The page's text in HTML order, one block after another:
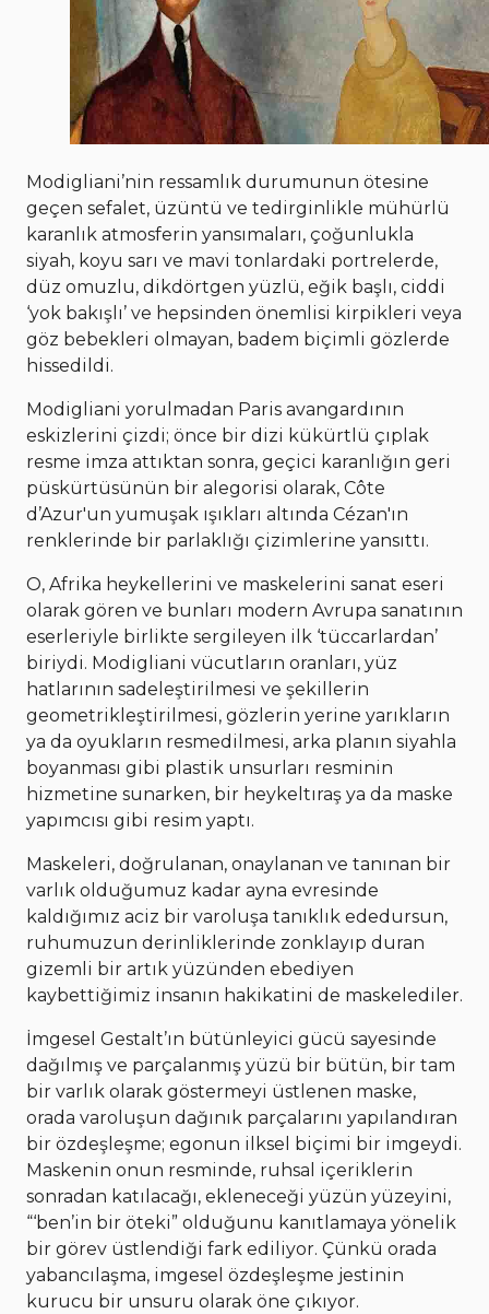
Modigliani’nin ressamlık durumunun ötesine
geçen sefalet, üzüntü ve tedirginlikle mühürlü
karanlık atmosferin yansımaları, çoğunlukla
siyah, koyu sarı ve mavi tonlardaki portrelerde,
düz omuzlu, dikdörtgen yüzlü, eğik başlı, ciddi
‘yok bakışlı’ ve hepsinden önemlisi kirpikleri veya
göz bebekleri olmayan, badem biçimli gözlerde
hissedildi.
Modigliani yorulmadan Paris avangardının
eskizlerini çizdi; önce bir dizi kükürtlü çıplak
resme imza attıktan sonra, geçici karanlığın geri
püskürtüsünün bir alegorisi olarak, Côte
d’Azur'un yumuşak ışıkları altında Cézan'ın
renklerinde bir parlaklığı çizimlerine yansıttı.
O, Afrika heykellerini ve maskelerini sanat eseri
olarak gören ve bunları modern Avrupa sanatının
eserleriyle birlikte sergileyen ilk ‘tüccarlardan’
biriydi. Modigliani vücutların oranları, yüz
hatlarının sadeleştirilmesi ve şekillerin
geometrikleştirilmesi, gözlerin yerine yarıkların
ya da oyukların resmedilmesi, arka planın siyahla
boyanması gibi plastik unsurları resminin
hizmetine sunarken, bir heykeltıraş ya da maske
yapımcısı gibi resim yaptı.
Maskeleri, doğrulanan, onaylanan ve tanınan bir
varlık olduğumuz kadar ayna evresinde
kaldığımız aciz bir varoluşa tanıklık ededursun,
ruhumuzun derinliklerinde zonklayıp duran
gizemli bir artık yüzünden ebediyen
kaybettiğimiz insanın hakikatini de maskelediler.
İmgesel Gestalt’ın bütünleyici gücü sayesinde
dağılmış ve parçalanmış yüzü bir bütün, bir tam
bir varlık olarak göstermeyi üstlenen maske,
orada varoluşun dağınık parçalarını yapılandıran
bir özdeşleşme; egonun ilksel biçimi bir imgeydi.
Maskenin onun resminde, ruhsal içeriklerin
sonradan katılacağı, ekleneceği yüzün yüzeyini,
“‘ben’in bir öteki” olduğunu kanıtlamaya yönelik
bir görev üstlendiği fark ediliyor. Çünkü orada
yabancılaşma, imgesel özdeşleşme jestinin
kurucu bir unsuru olarak öne çıkıyor.